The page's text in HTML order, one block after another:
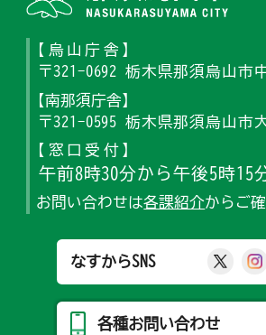
【烏山庁舎】
〒321-0692 栃木県那須烏山市
【南那須庁舎】
〒321-0595 栃木県那須烏山市
【窓口受付】
午前8時30分から午後5時15
お問い合わせは各課紹介からご
なすからSNS 那
各種お問い合わせ